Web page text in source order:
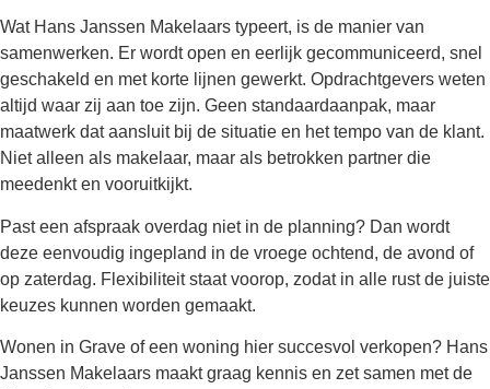
Wat Hans Janssen Makelaars typeert, is de manier van
samenwerken. Er wordt open en eerlijk gecommuniceerd, snel
geschakeld en met korte lijnen gewerkt. Opdrachtgevers weten
altijd waar zij aan toe zijn. Geen standaardaanpak, maar
maatwerk dat aansluit bij de situatie en het tempo van de klant.
Niet alleen als makelaar, maar als betrokken partner die
meedenkt en vooruitkijkt.
Past een afspraak overdag niet in de planning? Dan wordt
deze eenvoudig ingepland in de vroege ochtend, de avond of
op zaterdag. Flexibiliteit staat voorop, zodat in alle rust de juiste
keuzes kunnen worden gemaakt.
Wonen in Grave of een woning hier succesvol verkopen? Hans
Janssen Makelaars maakt graag kennis en zet samen met de